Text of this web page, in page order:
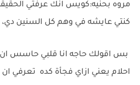
مروه بحنيه:كويس انك عرفتي
كنتي عايشه في وهم كل السنين دي،
بس اقولك حاجه انا قلبي حاسس ان
احلام يعني ازاي فجأة كده تعرفي